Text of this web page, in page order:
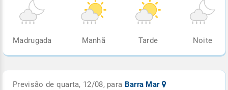
Madrugada Manhã Tarde Noite
Previsão de quarta, 12/08, para Barra Mar